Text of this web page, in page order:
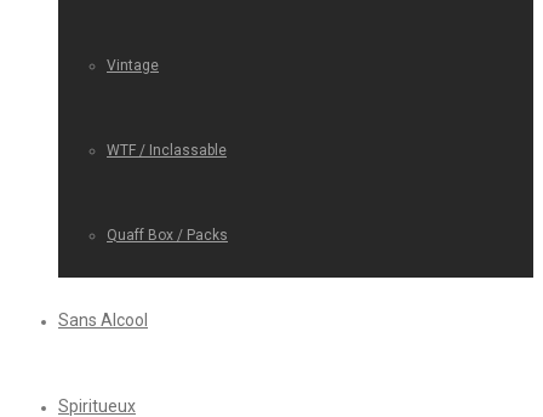
Vintage
WTF / Inclassable
Quaff Box / Packs
Sans Alcool
Spiritueux